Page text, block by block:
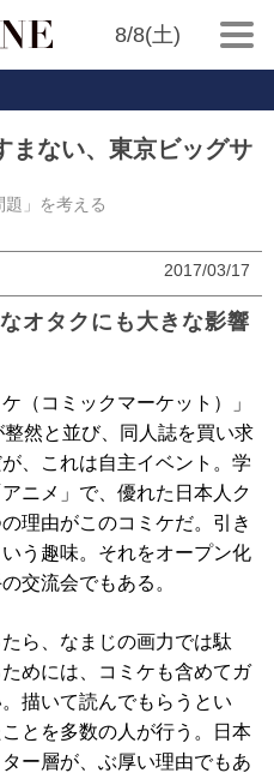
8/8(土)
まない、東京ビッグサ
題」を考える
2017/03/17
オタクにも大きな影響
（コミックマーケット）」
然と並び、同人誌を買い求
、これは自主イベント。学
ニメ」で、優れた日本人ク
理由がこのコミケだ。引き
う趣味。それをオープン化
交流会でもある。
ら、なまじの画力では駄
めには、コミケも含めてガ
描いて読んでもらうとい
とを多数の人が行う。日本
ー層が、ぶ厚い理由でもあ